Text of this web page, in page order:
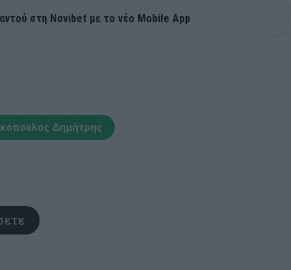
στη Novibet με το νέο Mobile App
Δημήτρης